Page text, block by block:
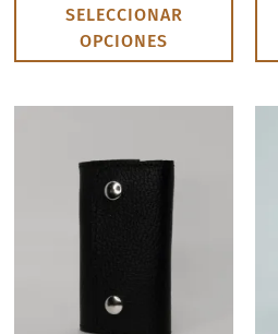
SELECCIONAR
OPCIONES